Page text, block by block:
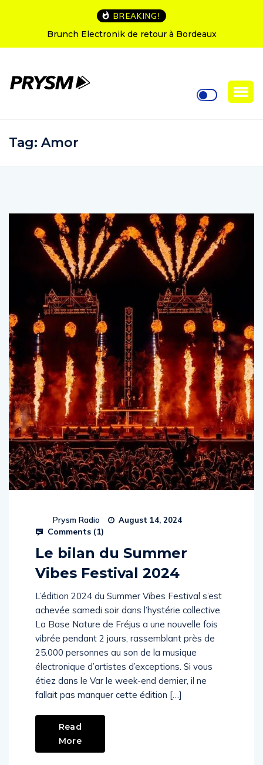
BREAKING!
L’Amnesia Ibiza fête ses 50 ans : le programme des
soirées d’ouverture
Tag: Amor
Prysm Radio August 14, 2024
Comments (1)
Le bilan du Summer
Vibes Festival 2024
L’édition 2024 du Summer Vibes Festival s’est
achevée samedi soir dans l’hystérie collective.
La Base Nature de Fréjus a une nouvelle fois
vibrée pendant 2 jours, rassemblant près de
25.000 personnes au son de la musique
électronique d’artistes d’exceptions. Si vous
étiez dans le Var le week-end dernier, il ne
fallait pas manquer cette édition […]
Read
More